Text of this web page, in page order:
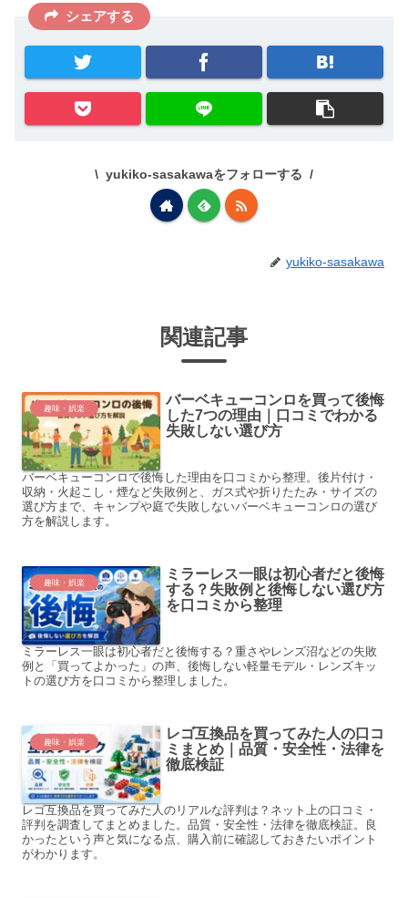
シェアする
yukiko-sasakawaをフォローする
yukiko-sasakawa
関連記事
趣味・娯楽
バーベキューコンロを買って後悔
した7つの理由｜口コミでわかる
失敗しない選び方
バーベキューコンロで後悔した理由を口コミから整理。後片付け・
収納・火起こし・煙など失敗例と、ガス式や折りたたみ・サイズの
選び方まで、キャンプや庭で失敗しないバーベキューコンロの選び
方を解説します。
趣味・娯楽
ミラーレス一眼は初心者だと後悔
する？失敗例と後悔しない選び方
を口コミから整理
ミラーレス一眼は初心者だと後悔する？重さやレンズ沼などの失敗
例と「買ってよかった」の声、後悔しない軽量モデル・レンズキッ
トの選び方を口コミから整理しました。
趣味・娯楽
レゴ互換品を買ってみた人の口コ
ミまとめ｜品質・安全性・法律を
徹底検証
レゴ互換品を買ってみた人のリアルな評判は？ネット上の口コミ・
評判を調査してまとめました。品質・安全性・法律を徹底検証。良
かったという声と気になる点、購入前に確認しておきたいポイント
がわかります。